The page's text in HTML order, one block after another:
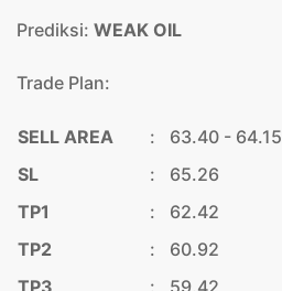
Prediksi: WEAK OIL
Trade Plan:
SELL AREA :
63.40 - 64.15
SL
:
65.26
TP1
:
62.42
TP2
:
60.92
TP3
: 59.42